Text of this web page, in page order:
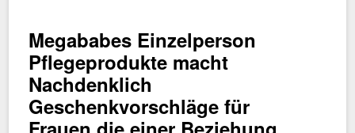
Megababes Einzelperson
Pflegeprodukte macht
Nachdenklich
Geschenkvorschläge für